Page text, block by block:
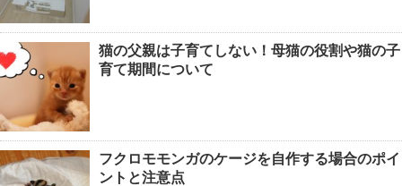
ヒョウモントカゲモドキは脱皮した皮
を食べる？脱皮について
音の振動を塩を使って調べる自由研
究！実験の手順とまとめ方
猫の父親は子育てしない！母猫の役割や猫の子
育て期間について
フクロモモンガのケージを自作する場合のポイ
ントと注意点